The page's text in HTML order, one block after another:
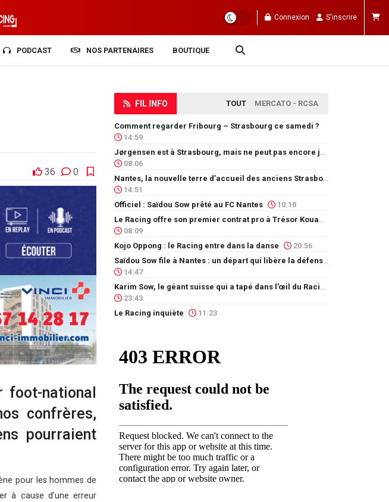
Connexion S'inscrire
PODCAST NOS PARTENAIRES BOUTIQUE
36 0
national
confrères,
pourraient
pour les hommes de
à cause d’une erreur
FIL INFO TOUT MERCATO - RCSA
Comment regarder Fribourg – Strasbourg ce samedi ?
14:59
08:06
14:51
Officiel : Saïdou Sow prêté au FC Nantes
10:10
08:09
Kojo Oppong : le Racing entre dans la danse
20:56
14:47
23:43
Le Racing inquiète
11:23